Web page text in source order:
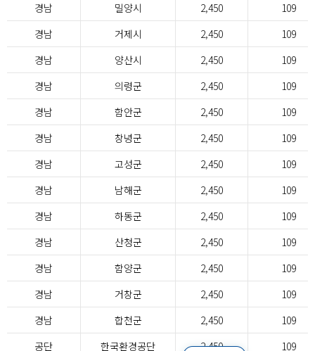
경남
밀양시 2,450
109
경남
거제시 2,450
109
경남
양산시 2,450
109
경남
의령군 2,450
109
경남
함안군 2,450
109
경남
창녕군 2,450
109
경남
고성군 2,450
109
경남
남해군 2,450
109
경남
하동군 2,450
109
경남
산청군 2,450
109
경남
함양군 2,450
109
경남
거창군 2,450
109
경남
합천군 2,450
109
공단
한국환경공단 2,450 109